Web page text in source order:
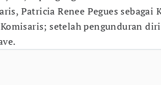
Patricia Renee Pegues sebagai
setelah pengunduran